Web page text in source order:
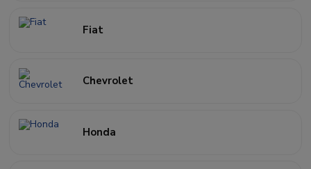
Fiat
Chevrolet
Honda